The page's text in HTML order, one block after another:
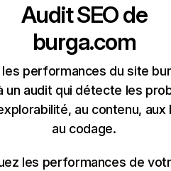
Audit SEO de
burga.com
performances du site
un audit qui détecte les
au contenu, aux
au codage.
les performances de